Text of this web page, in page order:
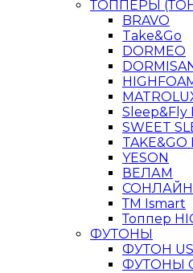
ТОППЕРЫ
BRAVO
Take&Go
DORMEO
Sleep&Fly
SWEET
YESON
ВЕЛАМ
СОНЛАЙН
ТМ Ismart
Топпер
ФУТОНЫ
ФУТОН
ФУТОНЫ